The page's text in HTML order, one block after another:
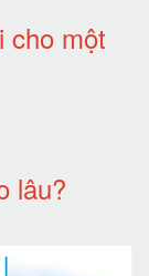
cho một
lâu?